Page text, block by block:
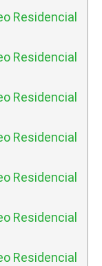
Residencial
Residencial
Residencial
Residencial
Residencial
Residencial
Residencial